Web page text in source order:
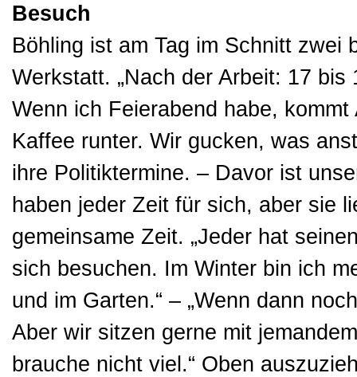
Besuch
Böhling ist am Tag im Schnitt zwei
Werkstatt. „Nach der Arbeit: 17 bis
Wenn ich Feierabend habe, kommt
Kaffee runter. Wir gucken, was
ihre Politiktermine. – Davor ist
haben jeder Zeit für sich, aber sie
gemeinsame Zeit. „Jeder hat
sich besuchen. Im Winter bin ich
und im Garten.“ – „Wenn dann
Aber wir sitzen gerne mit
brauche nicht viel.“ Oben